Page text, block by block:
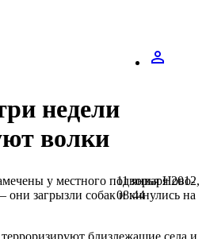
perm_identity
недели
волки
11 января 2012,
08:44
у местного подворья Ново-
загрызли собак и кинулись на